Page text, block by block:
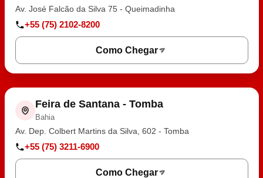
Av. José Falcão da Silva 75 - Queimadinha
+55 (75) 2102-8200
Como Chegar
Feira de Santana - Tomba
Bahia
Av. Dep. Colbert Martins da Silva, 602 - Tomba
+55 (75) 3211-6900
Como Chegar